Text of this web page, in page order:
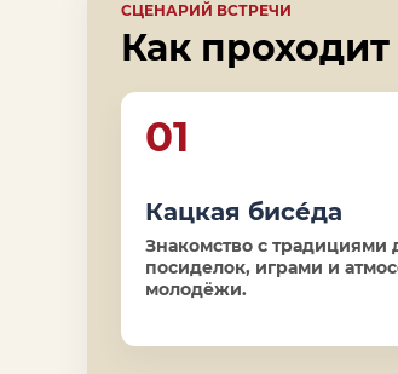
СЦЕНАРИЙ ВСТРЕЧИ
Как
01
Кацкая бисéда
Знакомство с традициями
посиделок, играми и
молодёжи.